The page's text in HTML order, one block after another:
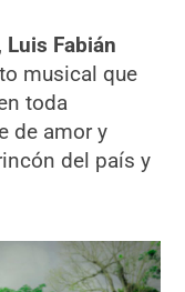
Luis Fabián
musical que
toda
de amor y
del país y